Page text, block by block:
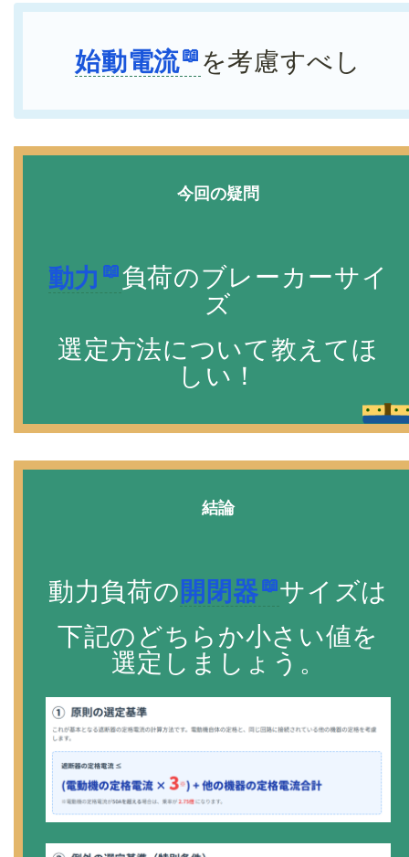
始動電流 を考慮すべし
今回の疑問
動力
負荷のブレーカーサイ
ズ
選定方法について教えてほ
しい！
結論
動力負荷の 開閉器
サイズは
下記のどちらか小さい値を
選定しま しょう。